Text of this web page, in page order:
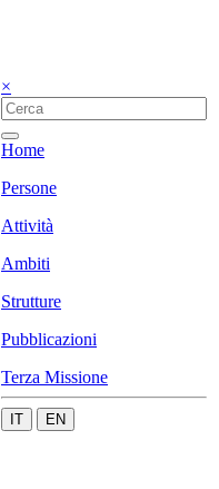
×
Home
Persone
Attività
Ambiti
Strutture
Pubblicazioni
Terza Missione
IT EN